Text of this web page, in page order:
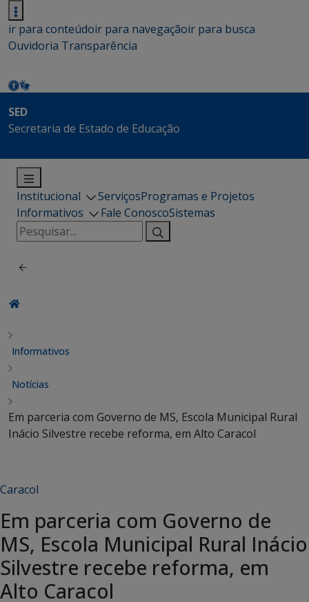
ir para conteúdoir para navegaçãoir para busca
Ouvidoria Transparência
SED
Secretaria de Estado de Educação
Institucional ServiçosProgramas e Projetos
Informativos
Fale ConoscoSistemas
Pesquisar
por:
Informativos
Notícias
Em parceria com Governo de MS, Escola Municipal Rural
Inácio Silvestre recebe reforma, em Alto Caracol
Caracol
Em parceria com Governo de
MS, Escola Municipal Rural Inácio
Silvestre recebe reforma, em
Alto Caracol